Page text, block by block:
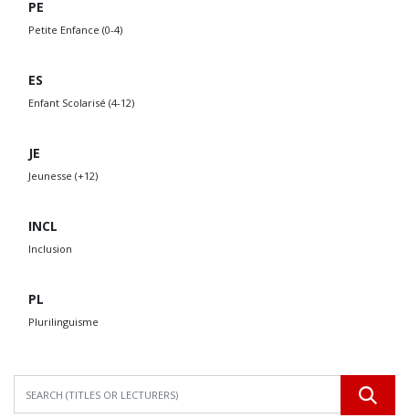
PE
Petite Enfance (0-4)
ES
Enfant Scolarisé (4-12)
JE
Jeunesse (+12)
INCL
Inclusion
PL
Plurilinguisme